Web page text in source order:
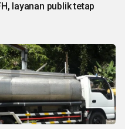
layanan publik tetap